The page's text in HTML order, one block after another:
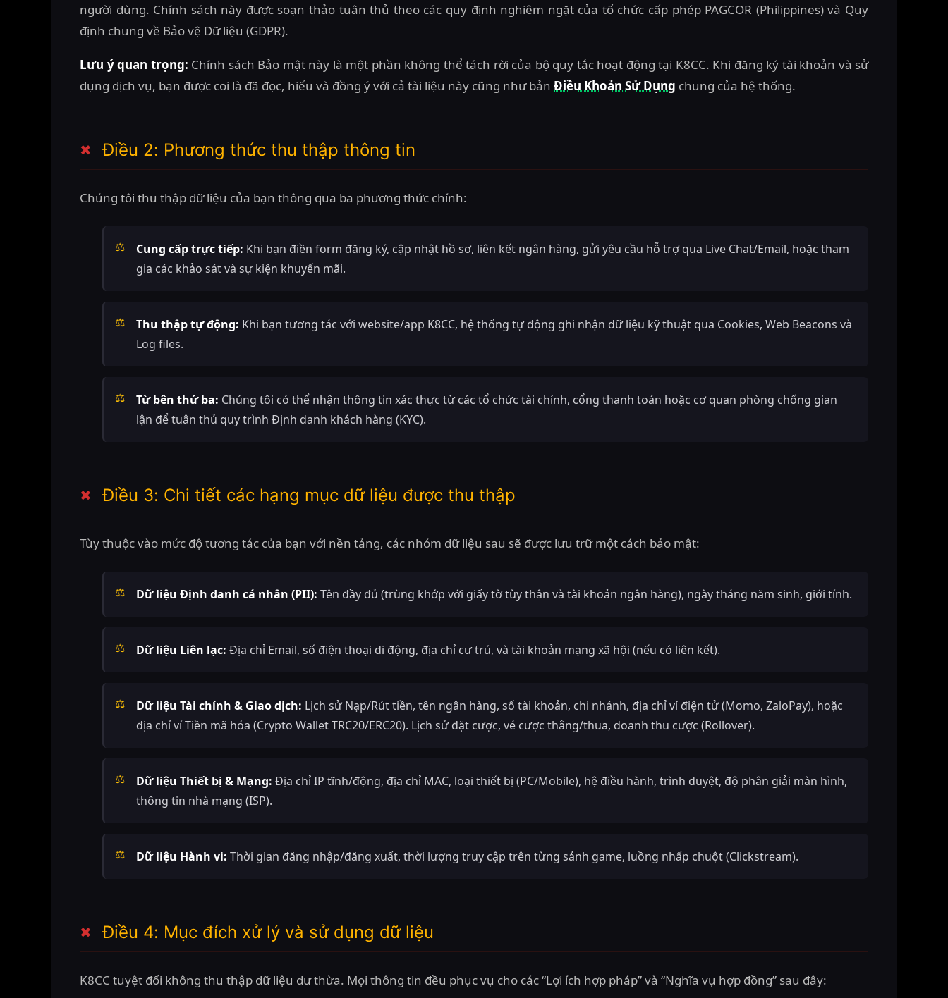
người dùng. Chính sách này được soạn thảo tuân thủ theo các quy định nghiêm ngặt của tổ chức cấp phép PAGCOR (Philippines) và Quy
định chung về Bảo vệ Dữ liệu (GDPR).
Lưu ý quan trọng: Chính sách Bảo mật này là một phần không thể tách rời của bộ quy tắc hoạt động tại K8CC. Khi đăng ký tài khoản và sử
dụng dịch vụ, bạn được coi là đã đọc, hiểu và đồng ý với cả tài liệu này cũng như bản Điều Khoản Sử Dụng chung của hệ thống.
Điều 2: Phương thức thu thập thông tin
Chúng tôi thu thập dữ liệu của bạn thông qua ba phương thức chính:
Cung cấp trực tiếp: Khi bạn điền form đăng ký, cập nhật hồ sơ, liên kết ngân hàng, gửi yêu cầu hỗ trợ qua Live Chat/Email, hoặc tham
gia các khảo sát và sự kiện khuyến mãi.
Thu thập tự động: Khi bạn tương tác với website/app K8CC, hệ thống tự động ghi nhận dữ liệu kỹ thuật qua Cookies, Web Beacons và
Log files.
Từ bên thứ ba: Chúng tôi có thể nhận thông tin xác thực từ các tổ chức tài chính, cổng thanh toán hoặc cơ quan phòng chống gian
lận để tuân thủ quy trình Định danh khách hàng (KYC).
Điều 3: Chi tiết các hạng mục dữ liệu được thu thập
Tùy thuộc vào mức độ tương tác của bạn với nền tảng, các nhóm dữ liệu sau sẽ được lưu trữ một cách bảo mật:
Dữ liệu Định danh cá nhân (PII): Tên đầy đủ (trùng khớp với giấy tờ tùy thân và tài khoản ngân hàng), ngày tháng năm sinh, giới tính.
Dữ liệu Liên lạc: Địa chỉ Email, số điện thoại di động, địa chỉ cư trú, và tài khoản mạng xã hội (nếu có liên kết).
Dữ liệu Tài chính & Giao dịch: Lịch sử Nạp/Rút tiền, tên ngân hàng, số tài khoản, chi nhánh, địa chỉ ví điện tử (Momo, ZaloPay), hoặc
địa chỉ ví Tiền mã hóa (Crypto Wallet TRC20/ERC20). Lịch sử đặt cược, vé cược thắng/thua, doanh thu cược (Rollover).
Dữ liệu Thiết bị & Mạng: Địa chỉ IP tĩnh/động, địa chỉ MAC, loại thiết bị (PC/Mobile), hệ điều hành, trình duyệt, độ phân giải màn hình,
thông tin nhà mạng (ISP).
Dữ liệu Hành vi: Thời gian đăng nhập/đăng xuất, thời lượng truy cập trên từng sảnh game, luồng nhấp chuột (Clickstream).
Điều 4: Mục đích xử lý và sử dụng dữ liệu
K8CC tuyệt đối không thu thập dữ liệu dư thừa. Mọi thông tin đều phục vụ cho các “Lợi ích hợp pháp” và “Nghĩa vụ hợp đồng” sau đây: